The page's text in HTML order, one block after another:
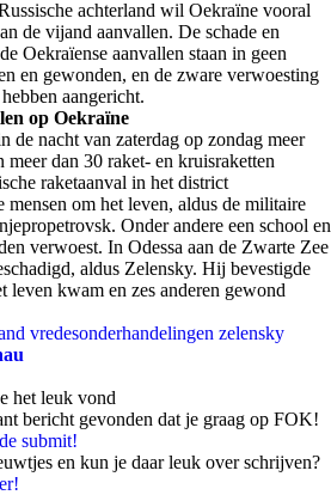
achterland wil Oekraïne vooral
de vijand aanvallen. De schade en
Oekraïense aanvallen staan in geen
en gewonden, en de zware verwoesting
aangericht.
op Oekraïne
de nacht van zaterdag op zondag meer
meer dan 30 raket- en kruisraketten
raketaanval in het district
om het leven, aldus de militaire
Onder andere een school en
verwoest. In Odessa aan de Zwarte Zee
aldus Zelensky. Hij bevestigde
leven kwam en zes anderen gewond
vredesonderhandelingen zelensky
het leuk vond
bericht gevonden dat je graag op FOK!
submit!
en kun je daar leuk over schrijven?